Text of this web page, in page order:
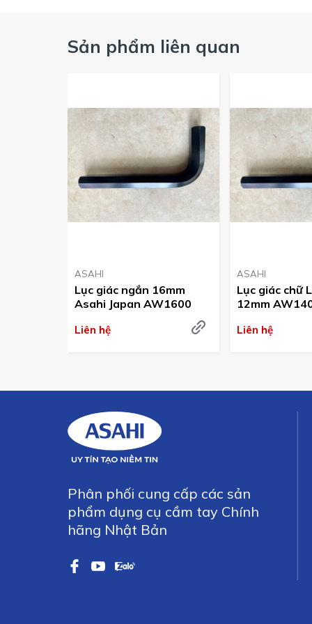
2.Mua lục giác ASAHI chính hãng ở đâu ?
Công ty ASAHI hiện đang là nhà phân phối sản
cam kết sản phẩm chính hãng, giá cạnh tranh nhất thị
Quý khách có nhu cầu vui lòng liên hệ Hotline
Sản phẩm liên quan
ASAHI
Lục giác ngắn 16mm
Asahi Japan AW1600
Liên hệ
ASAHI
Lục giác chữ
12mm
Liên hệ
Phân phối cung cấp các sản
phẩm dụng cụ cầm tay Chính
hãng Nhật Bản